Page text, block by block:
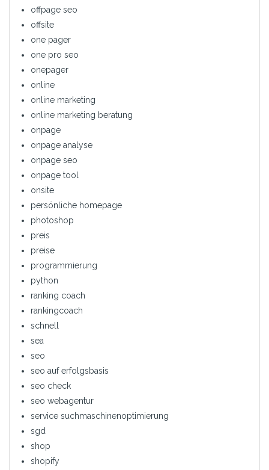
offpage seo
offsite
one pager
one pro seo
onepager
online
online marketing
online marketing beratung
onpage
onpage analyse
onpage seo
onpage tool
onsite
persönliche homepage
photoshop
preis
preise
programmierung
python
ranking coach
rankingcoach
schnell
sea
seo
seo auf erfolgsbasis
seo check
seo webagentur
service suchmaschinenoptimierung
sgd
shop
shopify